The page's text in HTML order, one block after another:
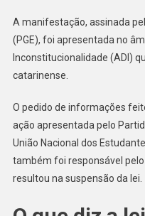
A manifestação, assinada
(PGE), foi apresentada no
Inconstitucionalidade (ADI)
catarinense.
O pedido de informações
ação apresentada pelo
União Nacional dos
também foi responsável
resultou na suspensão da lei.